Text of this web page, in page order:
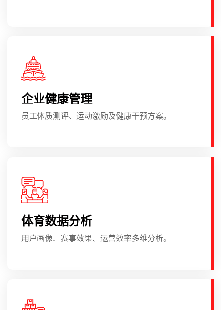
企业健康管理
员工体质测评、运动激励及健康干预方案。
体育数据分析
用户画像、赛事效果、运营效率多维分析。